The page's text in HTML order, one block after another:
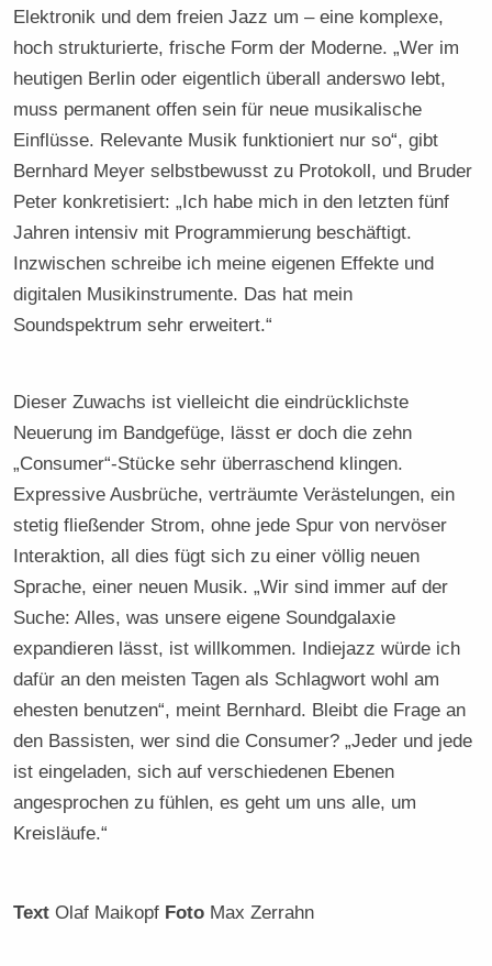
Elektronik und dem freien Jazz um – eine komplexe,
hoch strukturierte, frische Form der Moderne. „Wer im
heutigen Berlin oder eigentlich überall anderswo lebt,
muss permanent offen sein für neue musikalische
Einflüsse. Relevante Musik funktioniert nur so“, gibt
Bernhard Meyer selbstbewusst zu Protokoll, und Bruder
Peter konkretisiert: „Ich habe mich in den letzten fünf
Jahren intensiv mit Programmierung beschäftigt.
Inzwischen schreibe ich meine eigenen Effekte und
digitalen Musikinstrumente. Das hat mein
Soundspektrum sehr erweitert.“
Dieser Zuwachs ist vielleicht die eindrücklichste
Neuerung im Bandgefüge, lässt er doch die zehn
„Consumer“-Stücke sehr überraschend klingen.
Expressive Ausbrüche, verträumte Verästelungen, ein
stetig fließender Strom, ohne jede Spur von nervöser
Interaktion, all dies fügt sich zu einer völlig neuen
Sprache, einer neuen Musik. „Wir sind immer auf der
Suche: Alles, was unsere eigene Soundgalaxie
expandieren lässt, ist willkommen. Indiejazz würde ich
dafür an den meisten Tagen als Schlagwort wohl am
ehesten benutzen“, meint Bernhard. Bleibt die Frage an
den Bassisten, wer sind die Consumer? „Jeder und jede
ist eingeladen, sich auf verschiedenen Ebenen
angesprochen zu fühlen, es geht um uns alle, um
Kreisläufe.“
Text Olaf Maikopf Foto Max Zerrahn